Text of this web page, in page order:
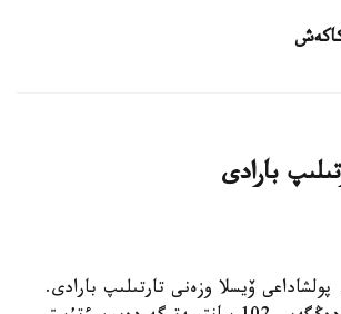
بارادى
پولشاداعى ۆيسلا وزەنى تارتىلىپ بارادى.